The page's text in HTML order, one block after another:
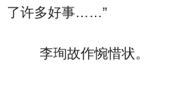
了许多好事……”
李珣故作惋惜状。